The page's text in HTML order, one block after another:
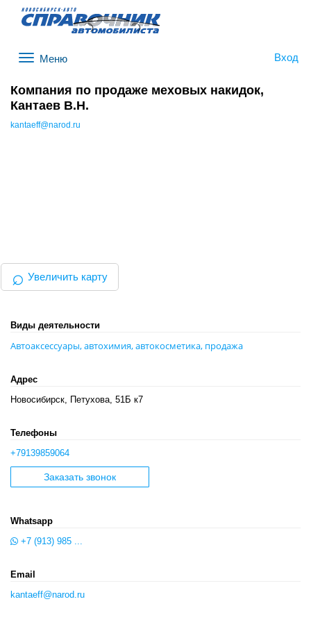
Вход
Компания по продаже меховых накидок,
Кантаев В.Н.
kantaeff@narod.ru
⌕ Увеличить карту
Виды деятельности
Автоаксессуары, автохимия, автокосметика, продажа
Адрес
Новосибирск, Петухова, 51Б к7
Телефоны
+79139859064
Заказать звонок
Whatsapp
+7 (913) 985 ...
Email
kantaeff@narod.ru